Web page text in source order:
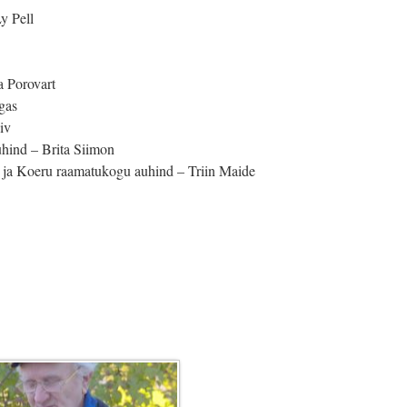
Pell
Porovart
– Brita Siimon
Koeru raamatukogu auhind – Triin Maide